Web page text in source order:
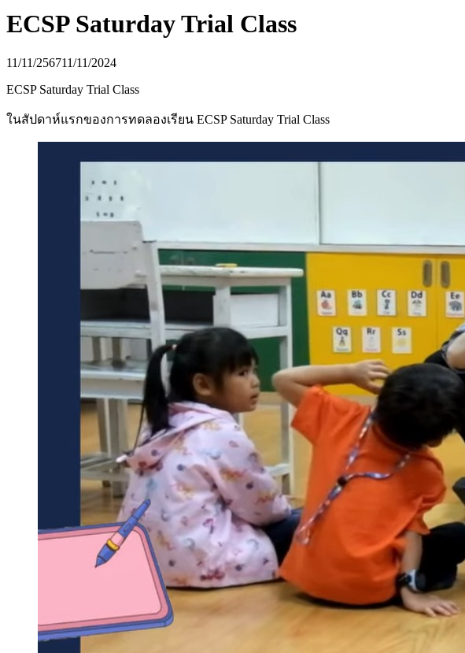
ECSP Saturday Trial Class
11/11/256711/11/2024
ECSP Saturday Trial Class
ในสัปดาห์แรกของการทดลองเรียน ECSP Saturday Trial Class